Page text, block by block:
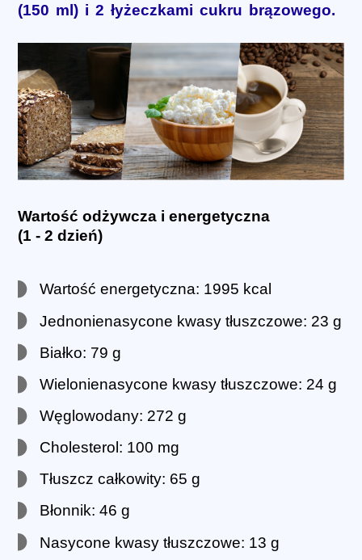
(150 ml) i 2 łyżeczkami cukru brązowego.
Wartość odżywcza i energetyczna
(1 - 2 dzień)
Wartość energetyczna: 1995 kcal
Jednonienasycone kwasy tłuszczowe: 23 g
Białko: 79 g
Wielonienasycone kwasy tłuszczowe: 24 g
Węglowodany: 272 g
Cholesterol: 100 mg
Tłuszcz całkowity: 65 g
Błonnik: 46 g
Nasycone kwasy tłuszczowe: 13 g